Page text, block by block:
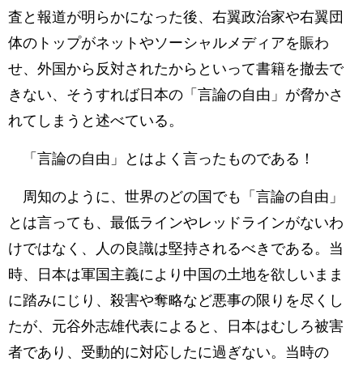
査と報道が明らかになった後、右翼政治家や右翼団
体のトップがネットやソーシャルメディアを賑わ
せ、外国から反対されたからといって書籍を撤去で
きない、そうすれば日本の「言論の自由」が脅かさ
れてしまうと述べている。
「言論の自由」とはよく言ったものである！
周知のように、世界のどの国でも「言論の自由」
とは言っても、最低ラインやレッドラインがないわ
けではなく、人の良識は堅持されるべきである。当
時、日本は軍国主義により中国の土地を欲しいまま
に踏みにじり、殺害や奪略など悪事の限りを尽くし
たが、元谷外志雄代表によると、日本はむしろ被害
者であり、受動的に対応したに過ぎない。当時の